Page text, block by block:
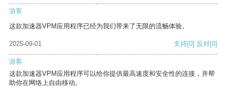
游客
这款加速器VPM应用程序已经为我们带来了无限的流畅体验。
2025-09-01 支持[0] 反对[0]
游客
这款加速器VPM应用程序可以给你提供最高速度和安全性的连接，并帮
助你在网络上自由移动。